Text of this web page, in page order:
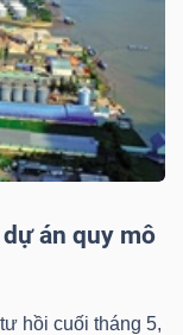
án quy mô
hồi cuối tháng 5,